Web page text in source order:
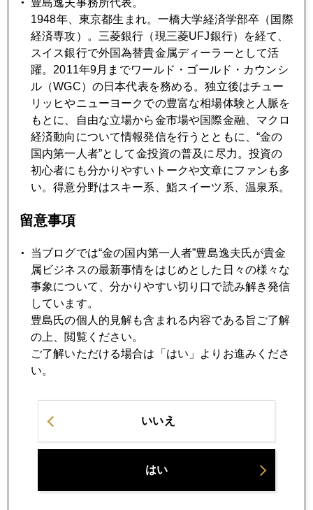
1月 2月 3月 4月 5月 6月
7月 8月 9月 10月 11月 12月
2017年11月30日
新ＦＲＢ体制、タカ派ドル高志向の兆し
2017年11月29日
2017年11月28日
中国リスク パート２
2017年11月28日
中国リスクひやり、マオタイ酒バブルも
2017年11月24日
2017年11月22日
1948年、東京都生まれ。一橋大学経済学部卒（国際
経済専攻）。三菱銀行（現三菱UFJ銀行）を経て、
スイス銀行で外国為替貴金属ディーラーとして活
躍。2011年9月までワールド・ゴールド・カウンシ
ル（WGC）の日本代表を務める。独立後はチュー
リッヒやニューヨークでの豊富な相場体験と人脈を
もとに、自由な立場から金市場や国際金融、マクロ
経済動向について情報発信を行うとともに、“金の
国内第一人者”として金投資の普及に尽力。投資の
初心者にも分かりやすいトークや文章にファンも多
い。得意分野はスキー系、鮨スイーツ系、温泉系。
留意事項
当ブログでは“金の国内第一人者”豊島逸夫氏が貴金
属ビジネスの最新事情をはじめとした日々の様々な
事象について、分かりやすい切り口で読み解き発信
しています。
豊島氏の個人的見解も含まれる内容である旨ご了解
の上、閲覧ください。
ご了解いただける場合は「はい」よりお進みくださ
い。
いいえ
はい